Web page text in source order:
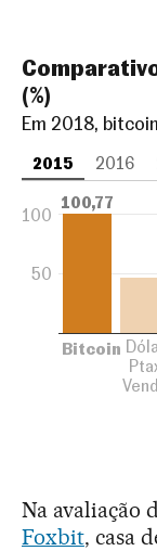
Na avaliação
Foxbit, casa